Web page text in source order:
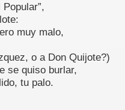
muy malo,
o a Don Quijote?)
se quiso burlar,
tu palo.